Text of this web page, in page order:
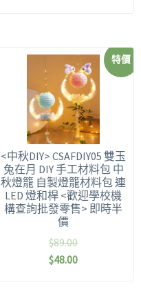
特價
<中秋DIY> CSAFDIY05 雙玉
兔在月 DIY 手工材料包 中
秋燈籠 自製燈籠材料包 連
LED 燈和桿 <歡迎學校機
構查詢批發零售> 即時半
價
$89.00
$48.00